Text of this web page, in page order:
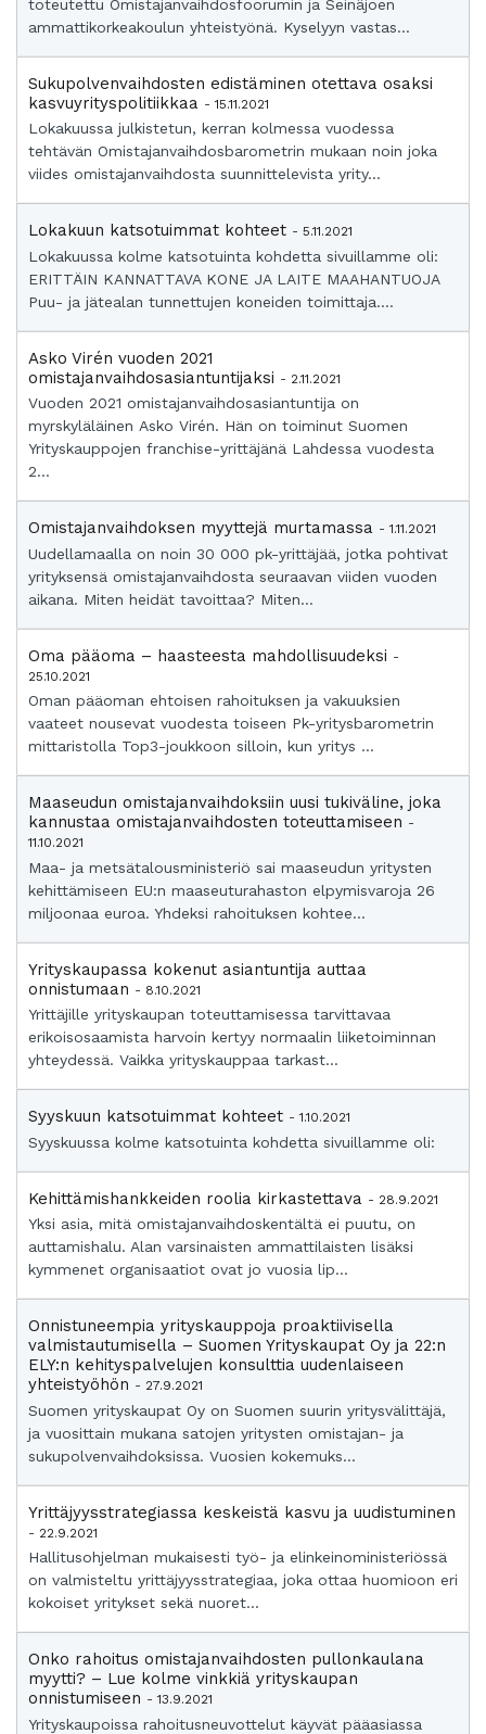
toteutettu Omistajanvaihdosfoorumin ja Seinäjoen
ammattikorkeakoulun yhteistyönä. Kyselyyn vastas...
Sukupolvenvaihdosten edistäminen otettava osaksi
kasvuyrityspolitiikkaa - 15.11.2021
Lokakuussa julkistetun, kerran kolmessa vuodessa
tehtävän Omistajanvaihdosbarometrin mukaan noin joka
viides omistajanvaihdosta suunnittelevista yrity...
Lokakuun katsotuimmat kohteet - 5.11.2021
Lokakuussa kolme katsotuinta kohdetta sivuillamme oli:
ERITTÄIN KANNATTAVA KONE JA LAITE MAAHANTUOJA
Puu- ja jätealan tunnettujen koneiden toimittaja....
Asko Virén vuoden 2021
omistajanvaihdosasiantuntijaksi - 2.11.2021
Vuoden 2021 omistajanvaihdosasiantuntija on
myrskyläläinen Asko Virén. Hän on toiminut Suomen
Yrityskauppojen franchise-yrittäjänä Lahdessa vuodesta
2...
Omistajanvaihdoksen myyttejä murtamassa - 1.11.2021
Uudellamaalla on noin 30 000 pk-yrittäjää, jotka pohtivat
yrityksensä omistajanvaihdosta seuraavan viiden vuoden
aikana. Miten heidät tavoittaa? Miten...
Oma pääoma – haasteesta mahdollisuudeksi -
25.10.2021
Oman pääoman ehtoisen rahoituksen ja vakuuksien
vaateet nousevat vuodesta toiseen Pk-yritysbarometrin
mittaristolla Top3-joukkoon silloin, kun yritys ...
Maaseudun omistajanvaihdoksiin uusi tukiväline, joka
kannustaa omistajanvaihdosten toteuttamiseen -
11.10.2021
Maa- ja metsätalousministeriö sai maaseudun yritysten
kehittämiseen EU:n maaseuturahaston elpymisvaroja 26
miljoonaa euroa. Yhdeksi rahoituksen kohtee...
Yrityskaupassa kokenut asiantuntija auttaa
onnistumaan - 8.10.2021
Yrittäjille yrityskaupan toteuttamisessa tarvittavaa
erikoisosaamista harvoin kertyy normaalin liiketoiminnan
yhteydessä. Vaikka yrityskauppaa tarkast...
Syyskuun katsotuimmat kohteet - 1.10.2021
Syyskuussa kolme katsotuinta kohdetta sivuillamme oli:
Kehittämishankkeiden roolia kirkastettava - 28.9.2021
Yksi asia, mitä omistajanvaihdoskentältä ei puutu, on
auttamishalu. Alan varsinaisten ammattilaisten lisäksi
kymmenet organisaatiot ovat jo vuosia lip...
Onnistuneempia yrityskauppoja proaktiivisella
valmistautumisella – Suomen Yrityskaupat Oy ja 22:n
ELY:n kehityspalvelujen konsulttia uudenlaiseen
yhteistyöhön - 27.9.2021
Suomen yrityskaupat Oy on Suomen suurin yritysvälittäjä,
ja vuosittain mukana satojen yritysten omistajan- ja
sukupolvenvaihdoksissa. Vuosien kokemuks...
Yrittäjyysstrategiassa keskeistä kasvu ja uudistuminen
- 22.9.2021
Hallitusohjelman mukaisesti työ- ja elinkeinoministeriössä
on valmisteltu yrittäjyysstrategiaa, joka ottaa huomioon eri
kokoiset yritykset sekä nuoret...
Onko rahoitus omistajanvaihdosten pullonkaulana
myytti? – Lue kolme vinkkiä yrityskaupan
onnistumiseen - 13.9.2021
Yrityskaupoissa rahoitusneuvottelut käyvät pääasiassa